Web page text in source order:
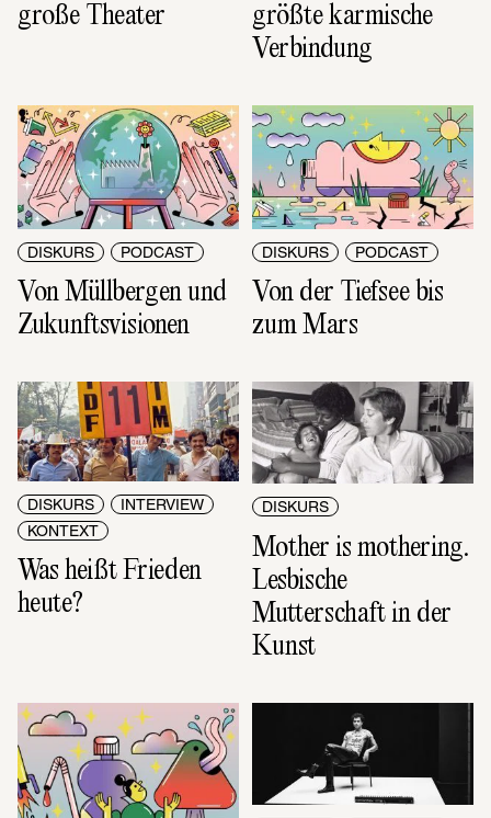
große Theater
größte karmische
Verbindung
DISKURS PODCAST
Von Müllbergen und
Zukunftsvisionen
DISKURS PODCAST
Von der Tiefsee bis
zum Mars
DISKURS
INTERVIEW
KONTEXT
Was heißt Frieden
heute?
DISKURS
Mother is mothering.
Lesbische
Mutterschaft in der
Kunst